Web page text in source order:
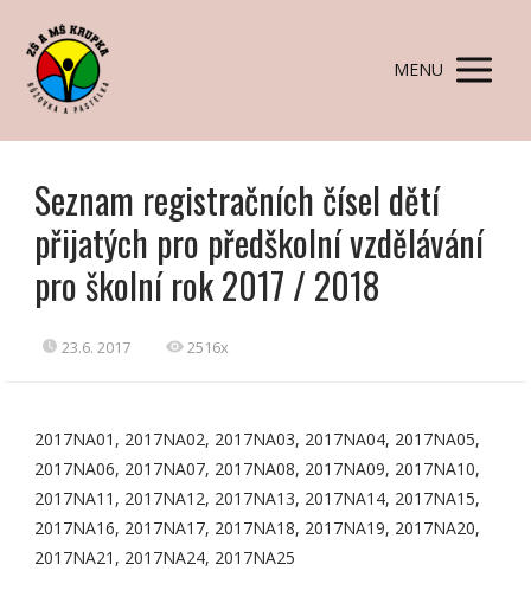
MENU
Seznam registračních čísel dětí
přijatých pro předškolní vzdělávání
pro školní rok 2017 / 2018
23.6. 2017 2516x
2017NA01, 2017NA02, 2017NA03, 2017NA04, 2017NA05,
2017NA06, 2017NA07, 2017NA08, 2017NA09, 2017NA10,
2017NA11, 2017NA12, 2017NA13, 2017NA14, 2017NA15,
2017NA16, 2017NA17, 2017NA18, 2017NA19, 2017NA20,
2017NA21, 2017NA24, 2017NA25